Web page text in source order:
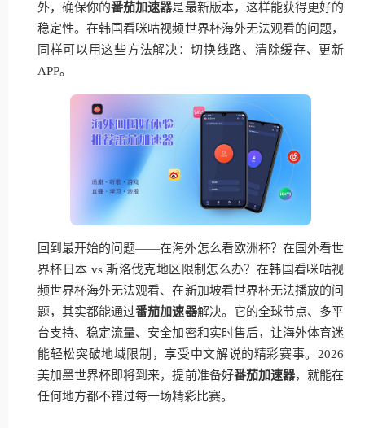
外，确保你的番茄加速器是最新版本，这样能获得更好的
稳定性。在韩国看咪咕视频世界杯海外无法观看的问题，
同样可以用这些方法解决：切换线路、清除缓存、更新
APP。
回到最开始的问题——在海外怎么看欧洲杯？在国外看世
界杯日本 vs 斯洛伐克地区限制怎么办？在韩国看咪咕视
频世界杯海外无法观看、在新加坡看世界杯无法播放的问
题，其实都能通过番茄加速器解决。它的全球节点、多平
台支持、稳定流量、安全加密和实时售后，让海外体育迷
能轻松突破地域限制，享受中文解说的精彩赛事。2026
美加墨世界杯即将到来，提前准备好番茄加速器，就能在
任何地方都不错过每一场精彩比赛。